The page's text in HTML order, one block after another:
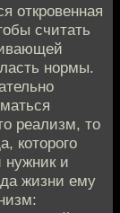
откровенная
считать
нормы.
реализм, то
которого
нужник и
жизни ему